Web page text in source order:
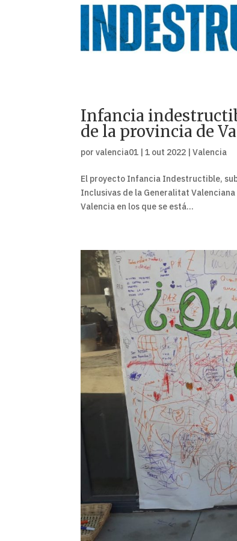
Infancia
de la provincia de
porvalencia01 |1 out 2022 |Valencia
El proyecto Infancia Indestructible,
Inclusivas de la Generalitat
Valencia en los que se está...